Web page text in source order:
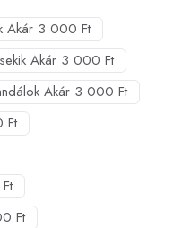
Akár 3 000 Ft
Akár 3 000 Ft
Akár 3 000 Ft
Ft
Ft